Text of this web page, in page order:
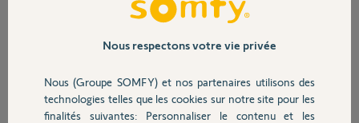
Sécurité
RMS1000 mais je ne peux
pas fixer le moteur dans
le caisson car il n'y a pas
d'équerres. Le volet
de chaque coté du
caisson. Comment faire ?
Nous respectons votre vie privée
Nous (Groupe SOMFY) et nos partenaires utilisons des
technologies telles que les cookies sur notre site pour les
finalités suivantes: Personnaliser le contenu et les